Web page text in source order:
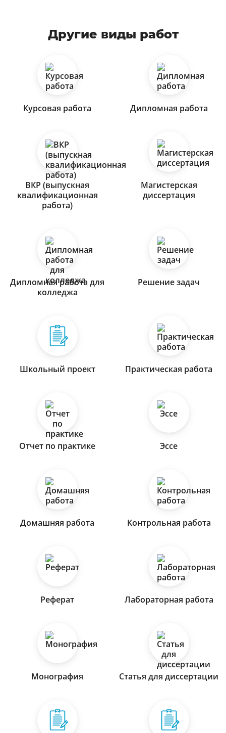
Другие виды работ
Курсовая работа Дипломная работа
ВКР (выпускная
квалификационная
работа)
Магистерская
диссертация
Дипломная работа для
колледжа
Решение задач
Школьный проект Практическая работа
Отчет по практике Эссе
Домашняя работа Контрольная работа
Реферат Лабораторная работа
Монография Статья для диссертации